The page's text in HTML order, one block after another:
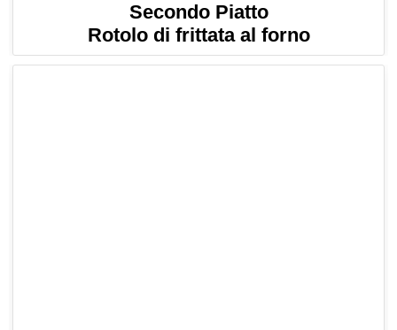
Secondo Piatto
Rotolo di frittata al forno